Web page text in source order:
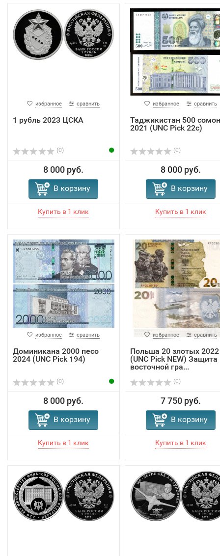
избранное сравнить
1 рубль 2023 ЦСКА
(0)
8 000 руб.
В корзину
избранное сравнить
Таджикистан 500
2021 (UNC Pick 22c)
(0)
8 000 руб.
В корзину
избранное сравнить
Доминикана 2000 песо
2024 (UNC Pick 194)
(0)
8 000 руб.
В корзину
избранное сравнить
Польша 20 злотых 2022
(UNC Pick NEW) Защита
восточной гра...
(0)
7 750 руб.
В корзину